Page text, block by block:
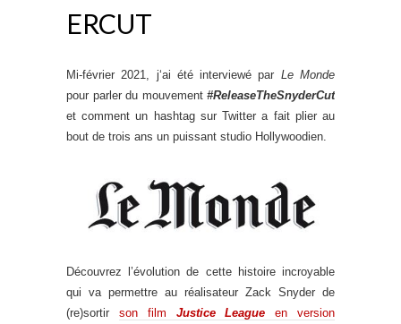
ERCUT
Mi-février 2021, j‘ai été interviewé par Le Monde
pour parler du mouvement #ReleaseTheSnyderCut
et comment un hashtag sur Twitter a fait plier au
bout de trois ans un puissant studio Hollywoodien.
Découvrez l’évolution de cette histoire incroyable
qui va permettre au réalisateur Zack Snyder de
(re)sortir son film Justice League en version